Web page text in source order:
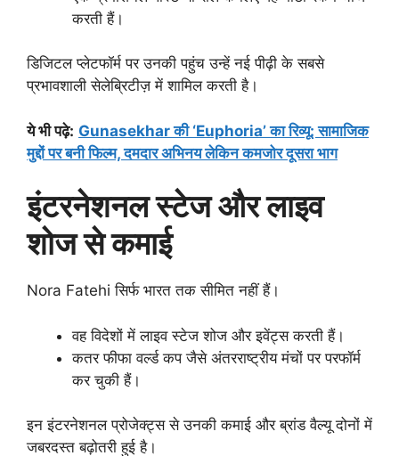
करती हैं।
डिजिटल प्लेटफॉर्म पर उनकी पहुंच उन्हें नई पीढ़ी के सबसे
प्रभावशाली सेलेब्रिटीज़ में शामिल करती है।
ये भी पढ़े: Gunasekhar की ‘Euphoria’ का रिव्यू: सामाजिक
मुद्दों पर बनी फिल्म, दमदार अभिनय लेकिन कमजोर दूसरा भाग
इंटरनेशनल स्टेज और लाइव
शोज से कमाई
Nora Fatehi सिर्फ भारत तक सीमित नहीं हैं।
वह विदेशों में लाइव स्टेज शोज और इवेंट्स करती हैं।
कतर फीफा वर्ल्ड कप जैसे अंतरराष्ट्रीय मंचों पर परफॉर्म
कर चुकी हैं।
इन इंटरनेशनल प्रोजेक्ट्स से उनकी कमाई और ब्रांड वैल्यू दोनों में
जबरदस्त बढ़ोतरी हुई है।